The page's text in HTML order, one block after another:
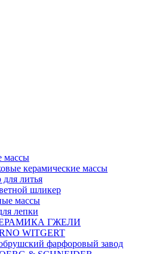
массы
керамические массы
литья
шликер
массы
лепки
ГЖЕЛИ
WITGERT
фарфоровый завод